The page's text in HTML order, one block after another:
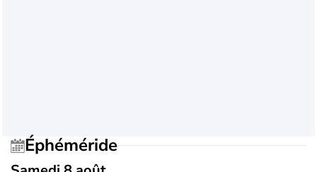
Éphéméride